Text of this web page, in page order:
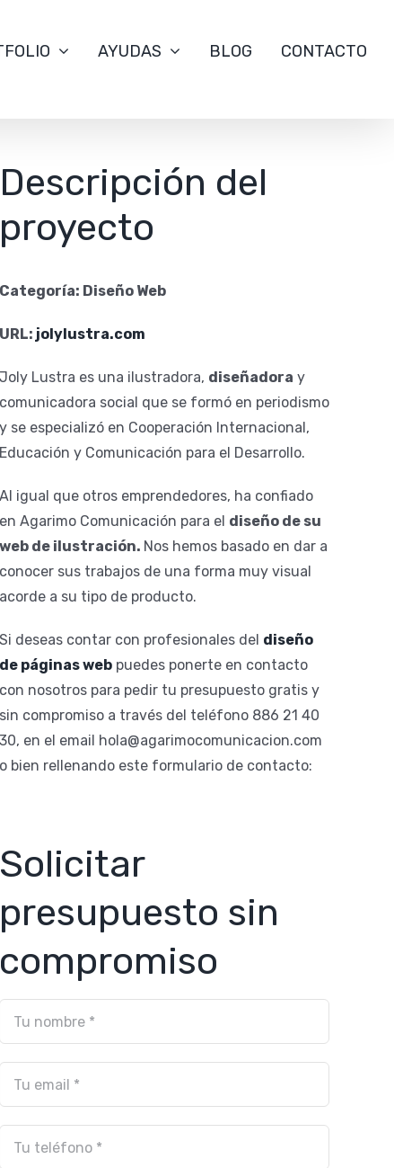
AYUDAS BLOG CONTACTO
Descripción del
proyecto
Categoría: Diseño Web
URL: jolylustra.com
Joly Lustra es una ilustradora, diseñadora y
comunicadora social que se formó en periodismo
y se especializó en Cooperación Internacional,
Educación y Comunicación para el Desarrollo.
Al igual que otros emprendedores, ha confiado
en Agarimo Comunicación para el diseñode su
web de ilustración. Nos hemos basado en dar a
conocer sus trabajos de una forma muy visual
acorde a su tipo de producto.
Si deseas contar con profesionales del diseño
de páginas web puedes ponerte en contacto
con nosotros para pedir tu presupuesto gratis y
sin compromiso a través del teléfono 886 21 40
30, en el email hola@agarimocomunicacion.com
o bien rellenando este formulario de contacto:
Solicitar
presupuesto sin
compromiso